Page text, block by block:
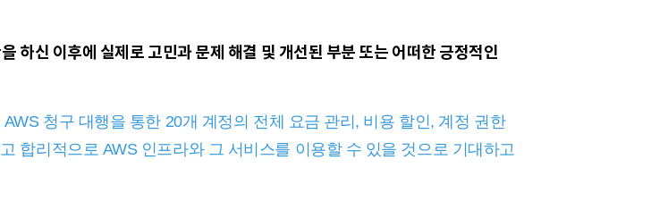
하신 이후에 실제로 고민과 문제 해결 및 개선된 부분 또는 어떠한 긍정적인
청구 대행을 통한 20개 계정의 전체 요금 관리, 비용 할인, 계정 권한
합리적으로 AWS 인프라와 그 서비스를 이용할 수 있을 것으로 기대하고